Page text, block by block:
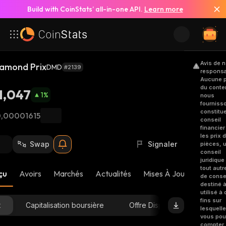
Build with CoinStats’ all-in-one API. Learn more
PrixDMD #2139
1%
Swap Signaler
Avoirs Marchés Actualités Mises À Jour De
Capitalisation boursière Offre Disponible
Avis de
Aucune
du
nous
conseil
financier
les prix
pièces,
conseil
juridique
tout
de
destiné
utilisé à
fins sur
vous
compter.